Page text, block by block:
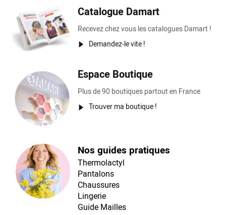
Catalogue Damart
Recevez chez vous les catalogues Damart !
Demandez-le vite !
Espace Boutique
Plus de 90 boutiques partout en France
Trouver ma boutique !
Nos guides pratiques
Thermolactyl
Pantalons
Chaussures
Lingerie
Guide Mailles